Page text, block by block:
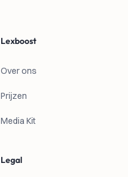
Lexboost
Over ons
Prijzen
Media Kit
Legal